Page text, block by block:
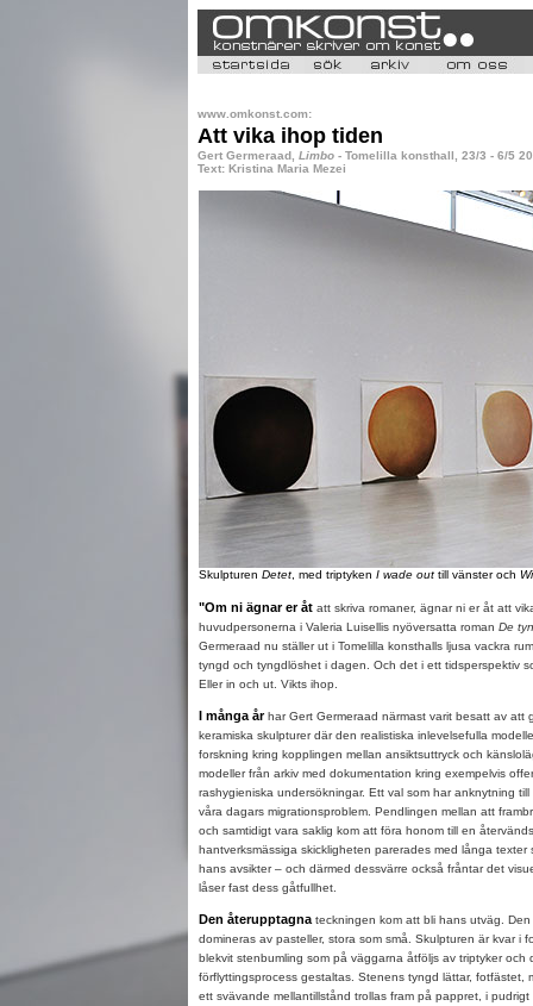
www.omkonst.com:
Att vika ihop tiden
Gert Germeraad, Limbo- Tomelilla konsthall, 23/3 - 6/5
Text: Kristina Maria Mezei
Skulpturen Detet, med triptyken I wade outtill vänster och
"Om ni ägnar er åt att skriva romaner, ägnar ni er åt att
huvudpersonerna i Valeria Luisellis nyöversatta roman De
Germeraad nu ställer ut i Tomelilla konsthalls ljusa vackra
tyngd och tyngdlöshet i dagen. Och det i ett tidsperspektiv
Eller in och ut. Vikts ihop.
I många århar Gert Germeraad närmast varit besatt av att
keramiska skulpturer där den realistiska inlevelsefulla
forskning kring kopplingen mellan ansiktsuttryck och
modeller från arkiv med dokumentation kring exempelvis
rashygieniska undersökningar. Ett val som har anknytning
våra dagars migrationsproblem. Pendlingen mellan att
och samtidigt vara saklig kom att föra honom till en
hantverksmässiga skickligheten parerades med långa texter
hans avsikter – och därmed dessvärre också fråntar det
låser fast dess gåtfullhet.
Den återupptagnateckningen kom att bli hans utväg.
domineras av pasteller, stora som små. Skulpturen är kvar i
blekvit stenbumling som på väggarna åtföljs av triptyker och
förflyttingsprocess gestaltas. Stenens tyngd lättar, fotfästet,
ett svävande mellantillstånd trollas fram på pappret, i